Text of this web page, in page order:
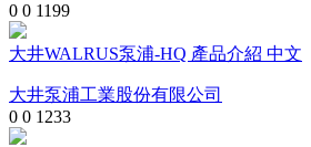
0 0 1199
大井WALRUS泵浦-HQ 產品介紹 中文
大井泵浦工業股份有限公司
0 0 1233